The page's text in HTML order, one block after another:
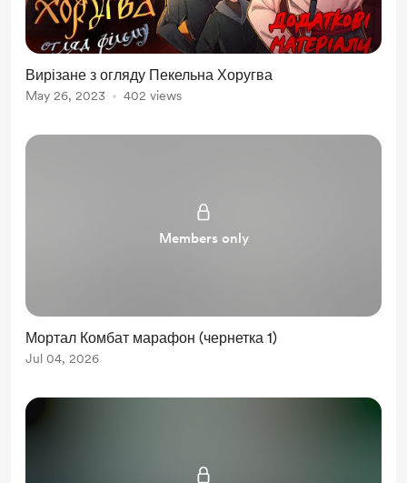
Вирізане з огляду Пекельна Хоругва
May 26, 2023 402 views
Members only
Мортал Комбат марафон (чернетка 1)
Jul 04, 2026